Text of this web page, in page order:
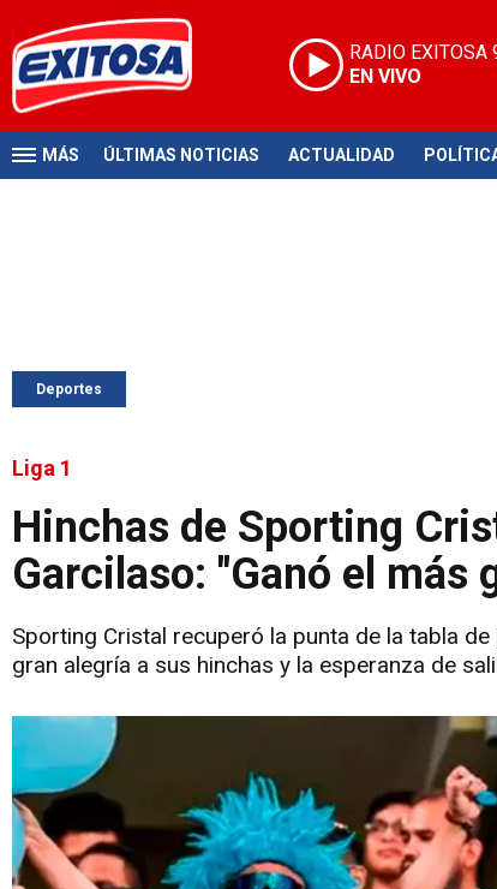
RADIO EXITOSA
EN VIVO
MÁS ÚLTIMAS NOTICIAS ACTUALIDAD
Deportes
Liga 1
Hinchas de Sporting
Garcilaso: "Ganó el más
Sporting Cristal recuperó la punta de la tabla
gran alegría a sus hinchas y la esperanza de